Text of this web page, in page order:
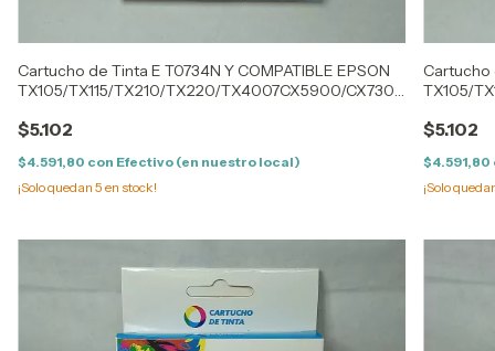
Cartucho de Tinta E T0734N Y COMPATIBLE EPSON
TX105/TX115/TX210/TX220/TX4007CX5900/CX7300
$5.102
$4.591,80 con Efectivo (en nuestro local)
¡Solo quedan 5 en stock!
Cartucho
TX105/
$5.102
$4.591,80
¡Solo